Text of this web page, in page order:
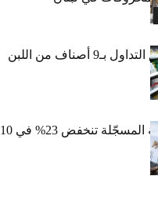
«الاقتصاد» تعلّق التداول بـ9 أصناف من اللبن
الرخص العقارية المسجّلة تنخفض 23% في 10